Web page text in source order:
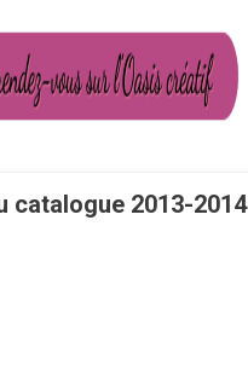
catalogue 2013-2014